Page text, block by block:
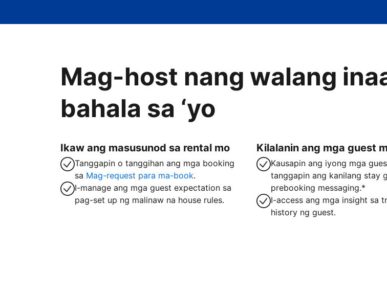
Mag-host nang walang
bahala sa ‘yo
Ikaw ang masusunod sa rental mo
Tanggapin o tanggihan ang mga booking
sa Mag-request para ma-book.
I-manage ang mga guest expectation sa
pag-set up ng malinaw na house rules.
Kilalanin ang mga guest
Kausapin ang iyong mga
tanggapin ang kanilang stay
prebooking messaging.*
I-access ang mga insight sa
history ng guest.